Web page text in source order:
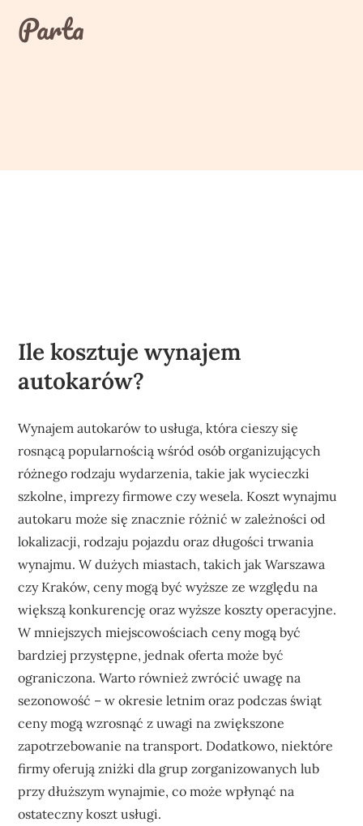
contentParta
Ile kosztuje wynajem
autokarów?
Wynajem autokarów to usługa, która cieszy się
rosnącą popularnością wśród osób organizujących
różnego rodzaju wydarzenia, takie jak wycieczki
szkolne, imprezy firmowe czy wesela. Koszt wynajmu
autokaru może się znacznie różnić w zależności od
lokalizacji, rodzaju pojazdu oraz długości trwania
wynajmu. W dużych miastach, takich jak Warszawa
czy Kraków, ceny mogą być wyższe ze względu na
większą konkurencję oraz wyższe koszty operacyjne.
W mniejszych miejscowościach ceny mogą być
bardziej przystępne, jednak oferta może być
ograniczona. Warto również zwrócić uwagę na
sezonowość – w okresie letnim oraz podczas świąt
ceny mogą wzrosnąć z uwagi na zwiększone
zapotrzebowanie na transport. Dodatkowo, niektóre
firmy oferują zniżki dla grup zorganizowanych lub
przy dłuższym wynajmie, co może wpłynąć na
ostateczny koszt usługi.